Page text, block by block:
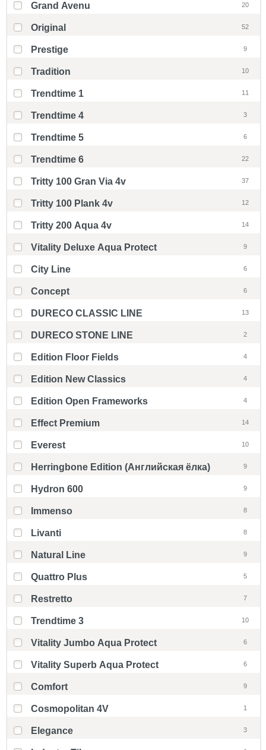
Grand Avenu 20
Original 52
Prestige 9
Tradition 10
Trendtime 1 11
Trendtime 4 3
Trendtime 5 6
Trendtime 6 22
Tritty 100 Gran Via 4v 37
Tritty 100 Plank 4v 12
Tritty 200 Aqua 4v 14
Vitality Deluxe Aqua Protect 9
City Line 6
Concept 6
DURECO CLASSIC LINE 13
DURECO STONE LINE 2
Edition Floor Fields 4
Edition New Classics 4
Edition Open Frameworks 4
Effect Premium 14
Everest 10
Herringbone Edition (Английская ёлка) 9
Hydron 600 9
Immenso 8
Livanti 8
Natural Line 9
Quattro Plus 5
Restretto 7
Trendtime 3 10
Vitality Jumbo Aqua Protect 6
Vitality Superb Aqua Protect 6
Comfort 9
Cosmopolitan 4V 1
Elegance 3